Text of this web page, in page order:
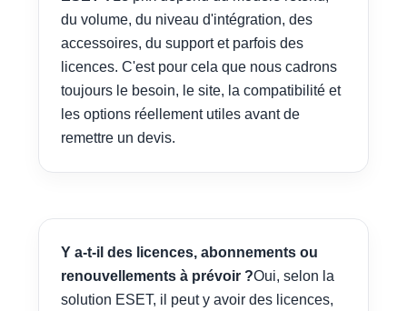
du volume, du niveau d'intégration, des
accessoires, du support et parfois des
licences. C'est pour cela que nous cadrons
toujours le besoin, le site, la compatibilité et
les options réellement utiles avant de
remettre un devis.
Y a-t-il des licences, abonnements ou
renouvellements à prévoir ?Oui, selon la
solution ESET, il peut y avoir des licences,